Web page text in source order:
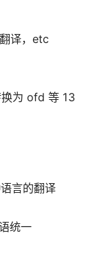
译，etc
为 ofd 等 13
言的翻译
统一